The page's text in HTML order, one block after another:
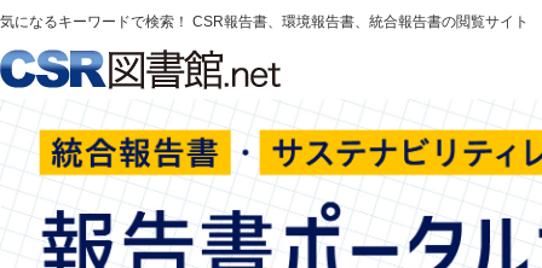
気になるキーワードで検索！ CSR報告書、環境報告書、統合報告書の閲覧サイト